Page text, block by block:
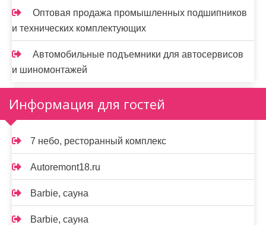
Оптовая продажа промышленных подшипников
и технических комплектующих
Автомобильные подъемники для автосервисов
и шиномонтажей
Информация для гостей
7 небо, ресторанный комплекс
Autoremont18.ru
Barbie, сауна
Barbie, сауна